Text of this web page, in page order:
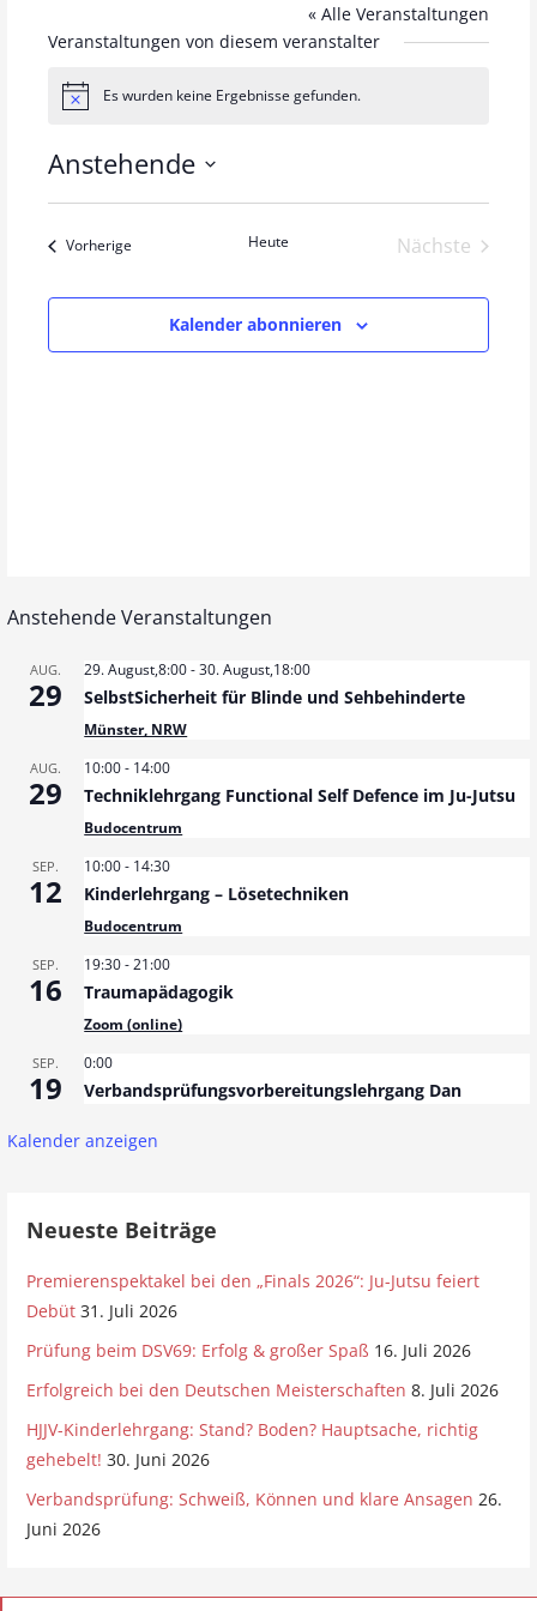
« Alle Veranstaltungen
Veranstaltungen von diesem veranstalter
H
w
e
i
Es wurden keine Ergebnisse gefunden.
Anstehende
D
t
w
Vorherige Heute Nächste
Kalender abonnieren
Anstehende Veranstaltungen
AUG.
29
29. August,8:00-30. August,18:00
SelbstSicherheit für Blinde und Sehbehinderte
Münster, NRW
AUG.
29
10:00- 14:00
Techniklehrgang Functional Self Defence im Ju-Jutsu
Budocentrum
SEP.
12
10:00- 14:30
Kinderlehrgang – Lösetechniken
Budocentrum
SEP.
16
19:30-21:00
Traumapädagogik
Zoom (online)
SEP.
19
0:00
Verbandsprüfungsvorbereitungslehrgang Dan
Kalender anzeigen
Neueste Beiträge
Premierenspektakel bei den „Finals 2026“: Ju-Jutsu feiert
Debüt 31. Juli 2026
Prüfung beim DSV69: Erfolg & großer Spaß 16. Juli 2026
Erfolgreich bei den Deutschen Meisterschaften 8. Juli 2026
HJJV-Kinderlehrgang: Stand? Boden? Hauptsache, richtig
gehebelt! 30. Juni 2026
Verbandsprüfung: Schweiß, Können und klare Ansagen 26.
Juni 2026